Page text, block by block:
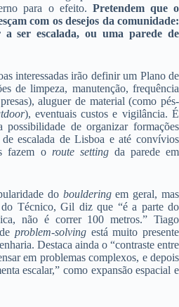
para o efeito. Pretendem que o
com os desejos da comunidade:
ser escalada, ou uma parede de
interessadas irão definir um Plano de
de limpeza, manutenção, frequência
aluguer de material (como pés-
), eventuais custos e vigilância. É
de organizar formações
escalada de Lisboa e até convívios
fazem o route settingda parede em
do boulderingem geral, mas
do Técnico, Gil diz que “é a parte do
não é correr 100 metros.” Tiago
problem-solvingestá muito presente
Destaca ainda o “contraste entre
em problemas complexos, e depois
escalar,” como expansão espacial e